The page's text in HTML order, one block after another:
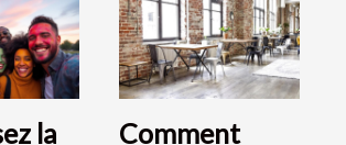
la Comment